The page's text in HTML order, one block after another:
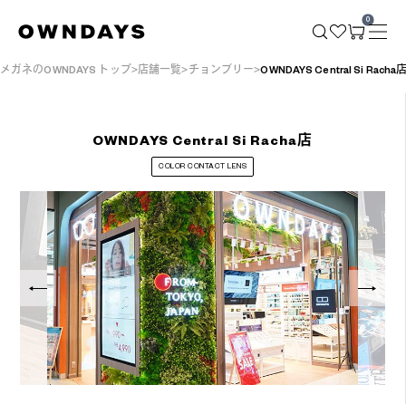
0
メガネのOWNDAYS トップ 店舗一覧 チョンブリー OWNDAYS Central Si Racha
OWNDAYS Central Si Racha店
COLOR CONTACT LENS